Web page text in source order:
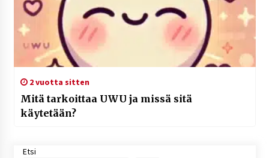
2 vuotta sitten
Mitä tarkoittaa UWU ja missä sitä
käytetään?
Etsi